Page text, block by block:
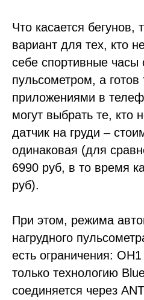
Что касается бегунов,
вариант для тех, кто
себе спортивные часы
пульсометром, а готов
приложениями в
могут выбрать те, кто
датчик на груди –
одинаковая (для
6990 руб, в то время
руб).
При этом, режима
нагрудного
есть ограничения:
только технологию
соединяется через